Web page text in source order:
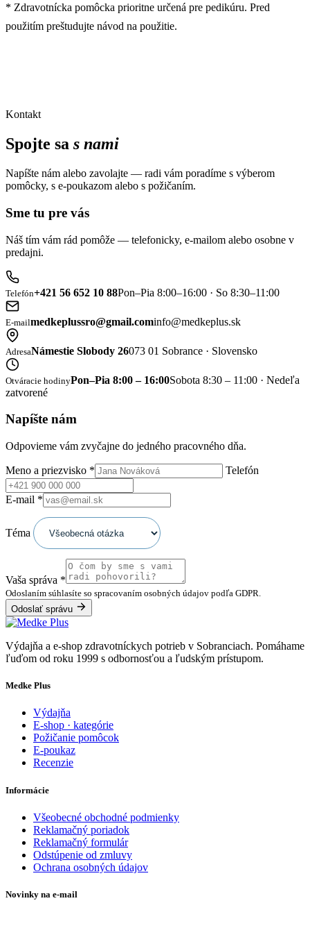
* Zdravotnícka pomôcka prioritne určená pre pedikúru. Pred
použitím preštudujte návod na použitie.
Kontakt
Spojte sa s nami
Napíšte nám alebo zavolajte — radi vám poradíme s výberom
pomôcky, s e-poukazom alebo s požičaním.
Sme tu pre vás
Náš tím vám rád pomôže — telefonicky, e-mailom alebo osobne v
predajni.
Telefón+421 56 652 10 88Pon–Pia 8:00–16:00 · So 8:30–11:00
E-mailmedkeplussro@gmail.cominfo@medkeplus.sk
AdresaNámestie Slobody 26073 01 Sobrance · Slovensko
Otváracie hodinyPon–Pia 8:00 – 16:00Sobota 8:30 – 11:00 · Nedeľa
zatvorené
Napíšte nám
Odpovieme vám zvyčajne do jedného pracovného dňa.
Meno a priezvisko * Telefón
E-mail *
Téma
Vaša správa *
Odoslaním súhlasíte so spracovaním osobných údajov podľa GDPR.
Odoslať správu
Výdajňa a e-shop zdravotníckych potrieb v Sobranciach. Pomáhame
ľuďom od roku 1999 s odbornosťou a ľudským prístupom.
Medke Plus
Výdajňa
E-shop · kategórie
Požičanie pomôcok
E-poukaz
Recenzie
Informácie
Všeobecné obchodné podmienky
Reklamačný poriadok
Reklamačný formulár
Odstúpenie od zmluvy
Ochrana osobných údajov
Novinky na e-mail